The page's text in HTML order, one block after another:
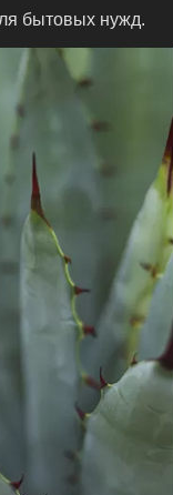
бытовых нужд.